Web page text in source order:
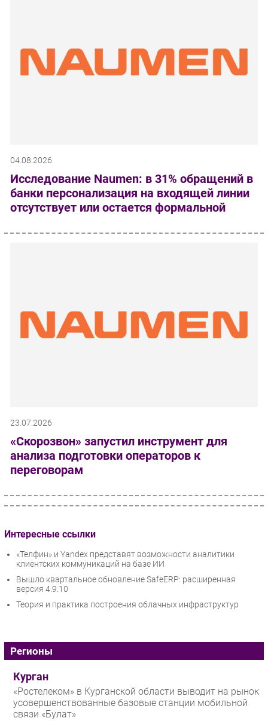
04.08.2026
Исследование Naumen: в 31% обращений в
банки персонализация на входящей линии
отсутствует или остается формальной
23.07.2026
«Скорозвон» запустил инструмент для
анализа подготовки операторов к
переговорам
Интересные ссылки
«Телфин» и Yandex представят возможности аналитики
клиентских коммуникаций на базе ИИ
Вышло квартальное обновление SafeERP: расширенная
версия 4.9.10
Теория и практика построения облачных инфраструктур
Регионы
Курган
«Ростелеком» в Курганской области выводит на рынок
усовершенствованные базовые станции мобильной
связи «Булат»